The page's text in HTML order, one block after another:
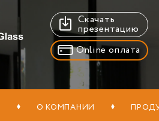
Скачать
презентацию
Online оплата
О КОМПАНИИ